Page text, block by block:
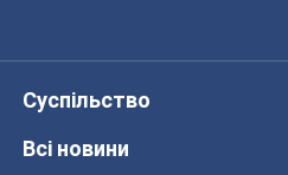
Суспільство
Всі новини